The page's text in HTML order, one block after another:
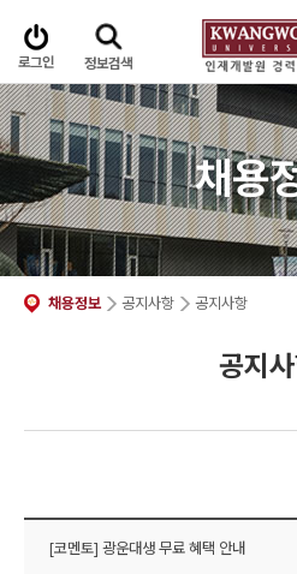
로그인 정보검색
채용
채용정보 공지사항 공지사항
공지
[코멘토] 광운대생 무료 혜택 안내